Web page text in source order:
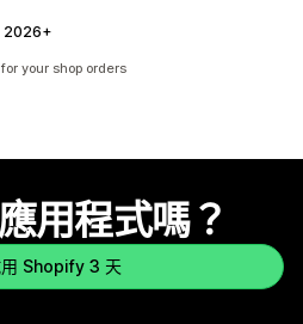
2026+
your shop orders
用程式嗎？
Shopify 3 天